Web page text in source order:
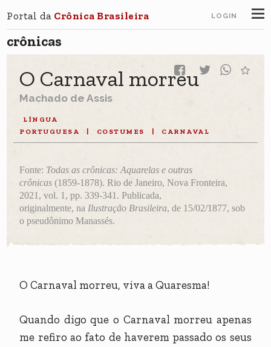
Portal da Crônica Brasileira LOGIN
crônicas
O Carnaval morreu
Machado de Assis
LÍNGUA
PORTUGUESA
COSTUMES CARNAVAL
Fonte: Todas as crônicas: Aquarelas e outras
crônicas (1859-1878). Rio de Janeiro, Nova Fronteira,
2021, vol. 1, pp. 339-341. Publicada,
originalmente, na Ilustração Brasileira, de 15/02/1877, sob
o pseudônimo Manassés.
O Carnaval morreu, viva a Quaresma!
Quando digo que o Carnaval morreu apenas
me refiro ao fato de haverem passado os seus